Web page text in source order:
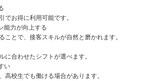
でお得に利用可能です。
能力が向上する
ことで、接客スキルが自然と磨かれます。
に合わせたシフトが選べます。
い
高校生でも働ける場合があります。